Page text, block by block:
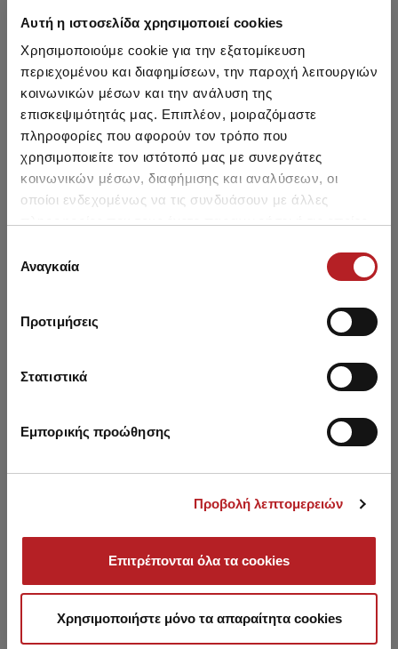
Αυτή η ιστοσελίδα χρησιμοποιεί cookies
Χρησιμοποιούμε cookie για την εξατομίκευση
περιεχομένου και διαφημίσεων, την παροχή λειτουργιών
κοινωνικών μέσων και την ανάλυση της
επισκεψιμότητάς μας. Επιπλέον, μοιραζόμαστε
πληροφορίες που αφορούν τον τρόπο που
χρησιμοποιείτε τον ιστότοπό μας με συνεργάτες
κοινωνικών μέσων, διαφήμισης και αναλύσεων, οι
οποίοι ενδεχομένως να τις συνδυάσουν με άλλες
των υπηρεσιών τους.
συγκατάθεσης
Αναγκαία
Προτιμήσεις
Στατιστικά
Εμπορικής προώθησης
Προβολή λεπτομερειών
Επιτρέπονται όλα τα cookies
Χρησιμοποιήστε μόνο τα απαραίτητα cookies
NEW
Φανελάκι
NEW
Κοντομάνικο Παιδικό
Από 8,15 € έως 8,95 €